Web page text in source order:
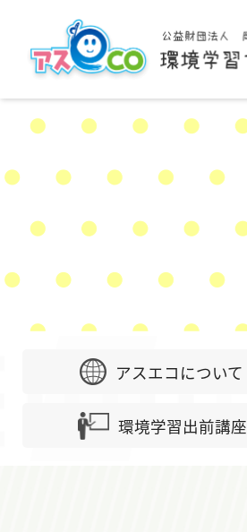
アスエコについて
環境学習出前講座